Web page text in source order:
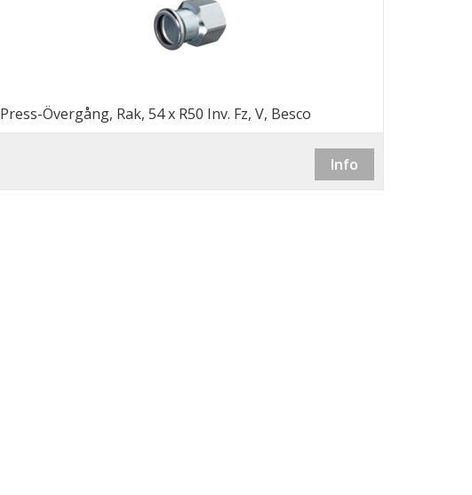
Press-Övergång, Rak, 54 x R50 Inv. Fz, V, Besco
Info